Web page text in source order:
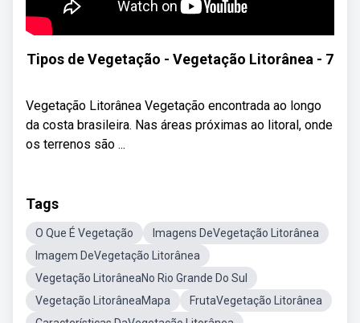
Tipos de Vegetação - Vegetação Litorânea - 7
Vegetação Litorânea Vegetação encontrada ao longo
da costa brasileira. Nas áreas próximas ao litoral, onde
os terrenos são ...
Tags
O Que É Vegetação
Imagens DeVegetação Litorânea
Imagem DeVegetação Litorânea
Vegetação LitorâneaNo Rio Grande Do Sul
Vegetação LitorâneaMapa
FrutaVegetação Litorânea